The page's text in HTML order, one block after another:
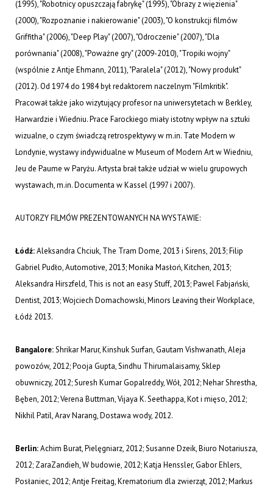
(1995), "Robotnicy opuszczają fabrykę" (1995), "Obrazy z więzienia"
(2000), "Rozpoznanie i nakierowanie" (2003), "O konstrukcji filmów
Griffitha" (2006), "Deep Play" (2007), "Odroczenie" (2007), "Dla
porównania" (2008), "Poważne gry" (2009-2010), "Tropiki wojny"
(wspólnie z Antje Ehmann, 2011), "Paralela" (2012), "Nowy produkt"
(2012). Od 1974 do 1984 był redaktorem naczelnym "Filmkritik".
Pracował także jako wizytujący profesor na uniwersytetach w Berkley,
Harwardzie i Wiedniu. Prace Farockiego miały istotny wpływ na sztuki
wizualne, o czym świadczą retrospektywy w m.in. Tate Modern w
Londynie, wystawy indywidualne w Museum of Modern Art w Wiedniu,
Jeu de Paume w Paryżu. Artysta brał także udział w wielu grupowych
wystawach, m.in. Documenta w Kassel (1997 i 2007).
AUTORZY FILMÓW PREZENTOWANYCH NA WYSTAWIE:
Łódź:Aleksandra Chciuk, The Tram Dome, 2013 i Sirens, 2013; Filip
Gabriel Pudło, Automotive, 2013; Monika Masłoń, Kitchen, 2013;
Aleksandra Hirszfeld, This is not an easy Stuff, 2013; Pawel Fabjański,
Dentist, 2013; Wojciech Domachowski, Minors Leaving their Workplace,
Łódź 2013.
Bangalore:Shrikar Marur, Kinshuk Surfan, Gautam Vishwanath, Aleja
powozów, 2012; Pooja Gupta, Sindhu Thirumalaisamy, Sklep
obuwniczy, 2012; Suresh Kumar Gopalreddy, Wół, 2012; Nehar Shrestha,
Bęben, 2012; Verena Buttman, Vijaya K. Seethappa, Kot i mięso, 2012;
Nikhil Patil, Arav Narang, Dostawa wody, 2012.
Berlin:Achim Burat, Pielęgniarz, 2012; Susanne Dzeik, Biuro Notariusza,
2012; ZaraZandieh, W budowie, 2012; Katja Henssler, Gabor Ehlers,
Posłaniec, 2012; Antje Freitag, Krematorium dla zwierząt, 2012; Markus